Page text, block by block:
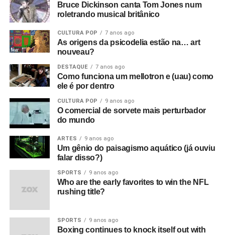
Bruce Dickinson canta Tom Jones num
roletrando musical britânico
CULTURA POP 7 anos ago
As origens da psicodelia estão na… art
nouveau?
DESTAQUE 7 anos ago
Como funciona um mellotron e (uau) como
ele é por dentro
CULTURA POP 9 anos ago
O comercial de sorvete mais perturbador
do mundo
ARTES 9 anos ago
Um gênio do paisagismo aquático (já ouviu
falar disso?)
SPORTS 9 anos ago
Who are the early favorites to win the NFL
rushing title?
SPORTS 9 anos ago
Boxing continues to knock itself out with